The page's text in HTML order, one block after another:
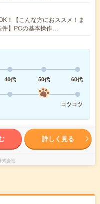
！【こんな方におススメ！ま
件】PCの基本操作…
40代 50代
60代
コツコツ
詳しく見る
式会社